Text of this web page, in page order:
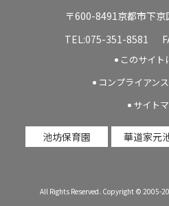
〒600-8491京都市下京
TEL:075-351-8581
このサイト
コンプライアン
サイト
池坊保育園 華道家元
All Rights Reserved. Copyright © 2005-